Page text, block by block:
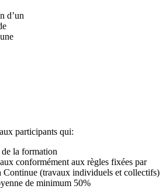
d’un
participants qui:
la formation
conformément aux règles fixées par
(travaux individuels et collectifs)
de minimum 50%